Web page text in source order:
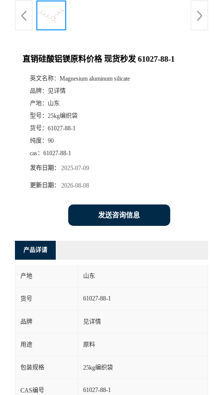
直销硅酸铝镁原料价格 现货秒发 61027-88-1
英文名称： Magnesium aluminum silicate
品牌：
见详情
产地： 山东
型号： 25kg编织袋
货号： 61027-88-1
纯度： 90
cas： 61027-88-1
发布日期： 2025-07-09
更新日期： 2026-08-08
发送咨询信息
产品详请
产地 山东
货号 61027-88-1
品牌 见详情
用途 原料
包装规格 25kg编织袋
CAS编号 61027-88-1